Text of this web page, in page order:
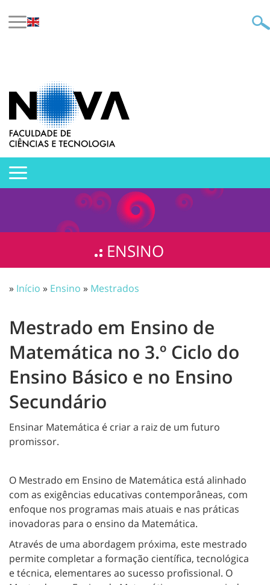
ENSINO
» Início » Ensino » Mestrados
Mestrado em Ensino de
Matemática no 3.º Ciclo do
Ensino Básico e no Ensino
Secundário
Ensinar Matemática é criar a raiz de um futuro
promissor.
O Mestrado em Ensino de Matemática está alinhado
com as exigências educativas contemporâneas, com
enfoque nos programas mais atuais e nas práticas
inovadoras para o ensino da Matemática.
Através de uma abordagem próxima, este mestrado
permite completar a formação científica, tecnológica
e técnica, elementares ao sucesso profissional. O